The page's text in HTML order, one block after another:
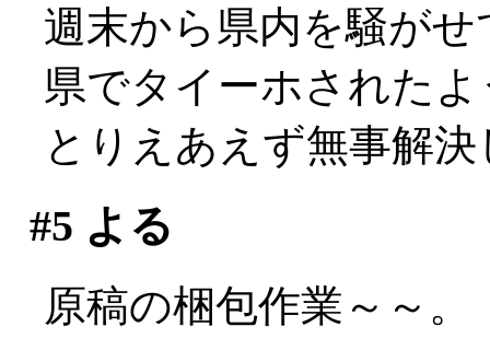
週末から県内を騒が
県でタイーホされた
とりえあえず無事解
#5 よる
原稿の梱包作業～～。